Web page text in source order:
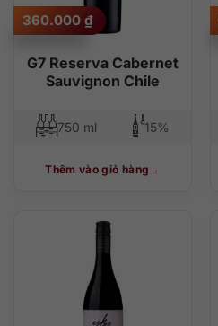
G7 Reserva Cabernet
Sauvignon Chile
360.000 ₫
750 ml 15%
Thêm vào giỏ hàng